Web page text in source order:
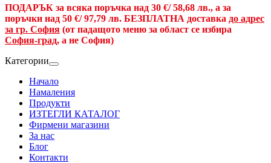
ПОДАРЪК за всяка поръчка над 30 €/58,68 лв., а за
поръчки над 50 €/ 97,79 лв. БЕЗПЛАТНА доставка до адрес
за гр. София (от падащото меню за област се избира
София-град, а не София)
Категории
Начало
Намаления
Продукти
ИЗТЕГЛИ КАТАЛОГ
Фирмени магазини
За нас
Блог
Контакти